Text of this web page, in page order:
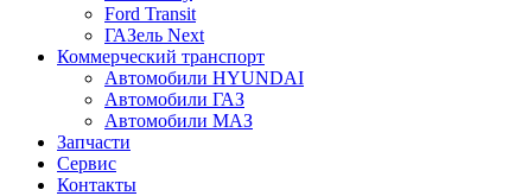
Ford Transit
ГАЗель Next
Коммерческий транспорт
Автомобили HYUNDAI
Автомобили ГАЗ
Автомобили МАЗ
Запчасти
Сервис
Контакты